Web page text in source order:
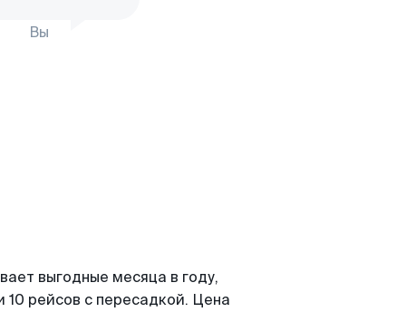
Вы
выгодные месяца в году,
рейсов с пересадкой. Цена